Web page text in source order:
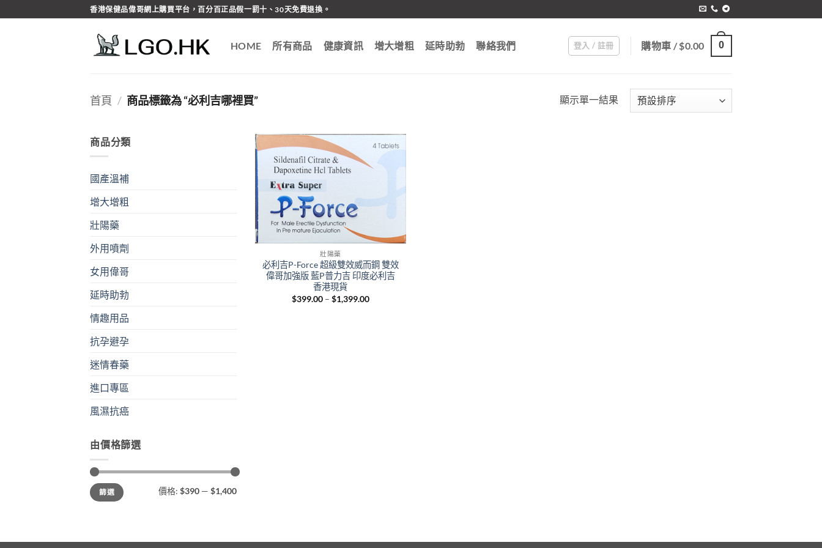
to
香港保健品偉哥網上購買平台，百分百正品假一罰十、30天免費退換。
HOME 所有商品 健康資訊 增大增粗 延時助勃 聯絡我們 登入 / 註冊 購物車 /$0.00 0
首頁 / 商品標籤為 “必利吉哪裡買” 顯示單一結果
商品分類
國產溫補
增大增粗
壯陽藥
外用噴劑
女用偉哥
延時助勃
情趣用品
抗孕避孕
迷情春藥
進口專區
風濕抗癌
由價格篩選
最
低
價
最
高
價
篩選 價格: $390 — $1,400
壯陽藥
必利吉P-Force 超級雙效威而鋼 雙效
偉哥加強版 藍P普力吉 印度必利吉
香港現貨
$399.00 – $1,399.00Price